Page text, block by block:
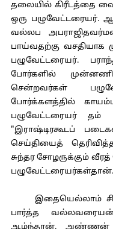
தலையில் கிரீடத்தை
ஒரு பழுவேட்டரையர்.
வல்லப
பாய்வதற்கு வசதியாக
பழுவேட்டரையர்.
போர்களில்
சென்றவர்கள்
போர்க்களத்தில்
பழுவேட்டரையர் தம்
"இராஷ்டிரகூடப்
செய்தியைத்
சுந்தர சோழருக்கும்
பழுவேட்டரையர்கள்தான்.
இதையெல்லாம்
பார்த்த